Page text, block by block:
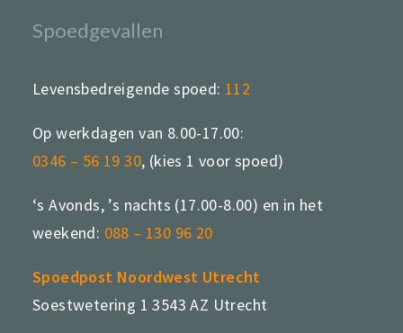
Spoedgevallen
Levensbedreigende spoed: 112
Op werkdagen van 8.00-17.00:
0346 – 56 19 30, (kies 1 voor spoed)
‘s Avonds, ’s nachts (17.00-8.00) en in het
weekend: 088 – 130 96 20
Spoedpost Noordwest Utrecht
Soestwetering 1 3543 AZ Utrecht